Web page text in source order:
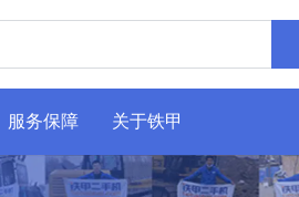
服务保障 关于铁甲